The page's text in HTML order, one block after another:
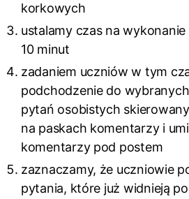
korkowych
ustalamy czas na wykonanie
10 minut
zadaniem uczniów w tym
podchodzenie do
pytań osobistych
na paskach komentarzy i
komentarzy pod postem
zaznaczamy, że uczniowie
pytania, które już widnieją